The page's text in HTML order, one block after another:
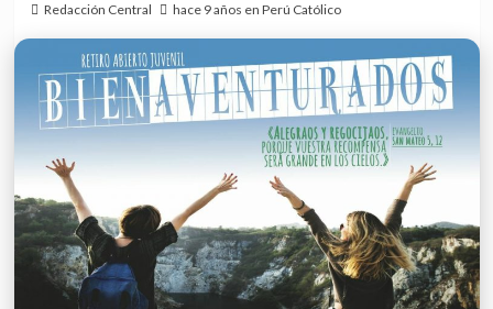
Redacción Central hace 9 años en Perú Católico